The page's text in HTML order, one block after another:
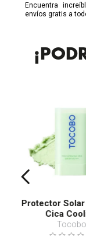
Encuentra
envíos gratis a
Protector
Cica
Tocobo